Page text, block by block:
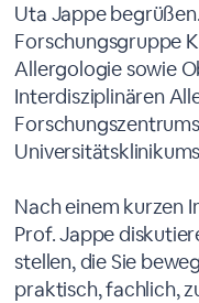
Uta Jappe
Forschungsgruppe
Allergologie sowie
Interdisziplinären
Nach einem kurzen
Prof. Jappe
stellen, die Sie
praktisch, fachlich,